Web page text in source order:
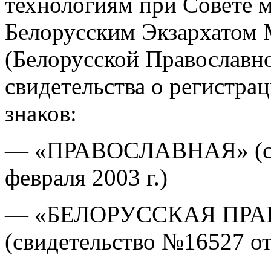
Белорусским Экзархатом
(Белорусской
свидетельства о
знаков:
— «ПРАВОСЛАВНАЯ»
февраля 2003 г.)
— «БЕЛОРУССКАЯ
(свидетельство №16527